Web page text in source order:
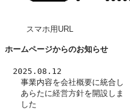
スマホ用URL
ホームページからのお知らせ
2025.08.12
事業内容を会社概要に統合し
あらたに経営方針を開設しま
した